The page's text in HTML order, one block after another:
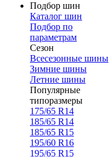
Подбор шин
Каталог шин
Подбор по
параметрам
Сезон
Всесезонные шины
Зимние шины
Летние шины
Популярные
типоразмеры
175/65 R14
185/65 R14
185/65 R15
195/60 R16
195/65 R15